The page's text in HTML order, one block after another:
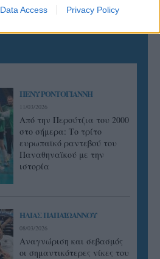
Data Access Privacy Policy
ΠΕΝΥ ΡΟΝΤΟΓΙΑΝΝΗ
11/03/2026
Από την Περούτζια του 2000
στο σήμερα: Tο τρίτο
ευρωπαϊκό ραντεβού του
Παναθηναϊκού με την
ιστορία
ΗΛΙΑΣ ΠΑΠΑΪΩΑΝΝΟΥ
08/03/2026
Αναγνώριση και σεβασμός
οι σημαντικότερες νίκες του